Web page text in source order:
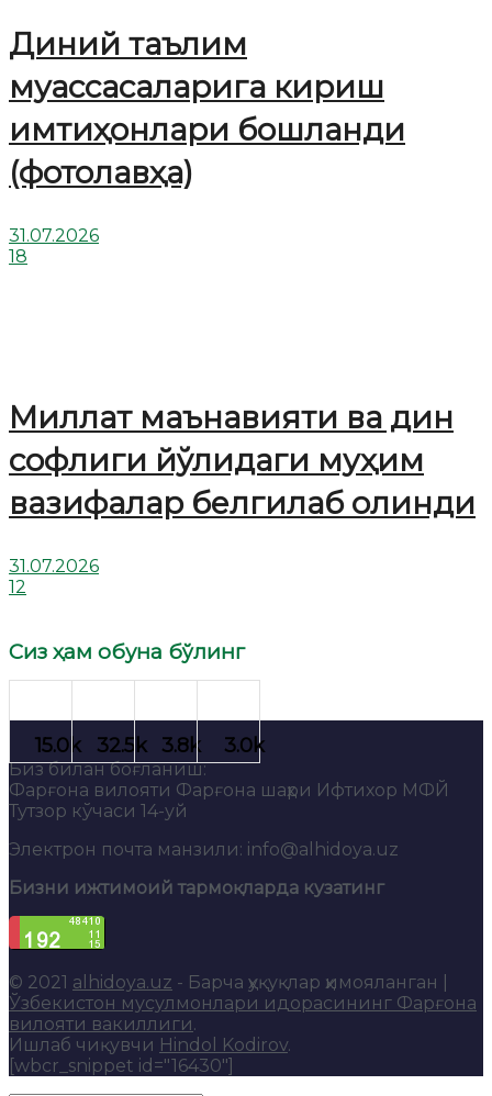
Диний таълим
муассасаларига кириш
имтиҳонлари бошланди
(фотолавҳа)
31.07.2026
18
Миллат маънавияти ва дин
софлиги йўлидаги муҳим
вазифалар белгилаб олинди
31.07.2026
12
Сиз ҳам обуна бўлинг
Биз билан боғланиш:
Фарғона вилояти Фарғона шаҳри Ифтихор МФЙ
Тутзор кўчаси 14-уй
Электрон почта манзили: info@alhidoya.uz
Бизни ижтимоий тармоқларда кузатинг
© 2021 alhidoya.uz - Барча ҳуқуқлар ҳимояланган |
Ўзбекистон мусулмонлари идорасининг Фарғона
вилояти вакиллиги.
Ишлаб чиқувчи Hindol Kodirov.
[wbcr_snippet id="16430"]